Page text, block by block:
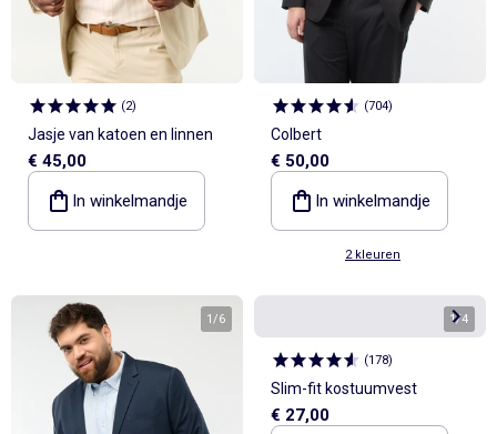
(2)
Jasje van katoen en linnen
€ 45,00
In winkelmandje
(704)
Colbert
€ 50,00
In winkelmandje
2 kleuren
1/6 1/4
(178)
Slim-fit kostuumvest
€ 27,00